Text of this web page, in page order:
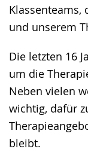
Klassenteams,
und unserem
Die letzten 16
um die
Neben vielen
wichtig, dafür
bleibt.